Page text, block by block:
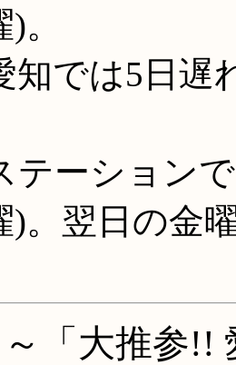
。
知では5日遅
テーション
)。翌日の金
～「大推参!!